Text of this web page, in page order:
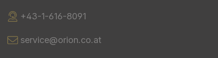
+43-1-616-8091
service@orion.co.at